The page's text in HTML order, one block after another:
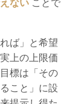
ない ことで
ば」と希望
上の上限価
標は「その
こと」に設